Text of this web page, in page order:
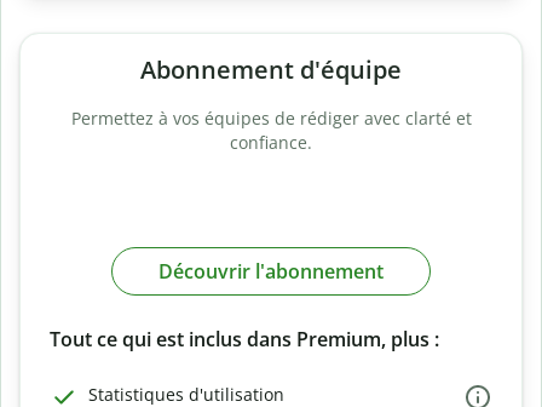
Abonnement d'équipe
Permettez à vos équipes de rédiger avec clarté et
confiance.
Découvrir l'abonnement
Tout ce qui est inclus dans Premium, plus :
Statistiques d'utilisation